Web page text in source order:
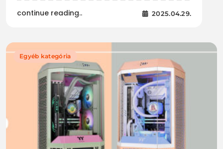
continue reading.. 2025.04.29.
Egyéb kategória